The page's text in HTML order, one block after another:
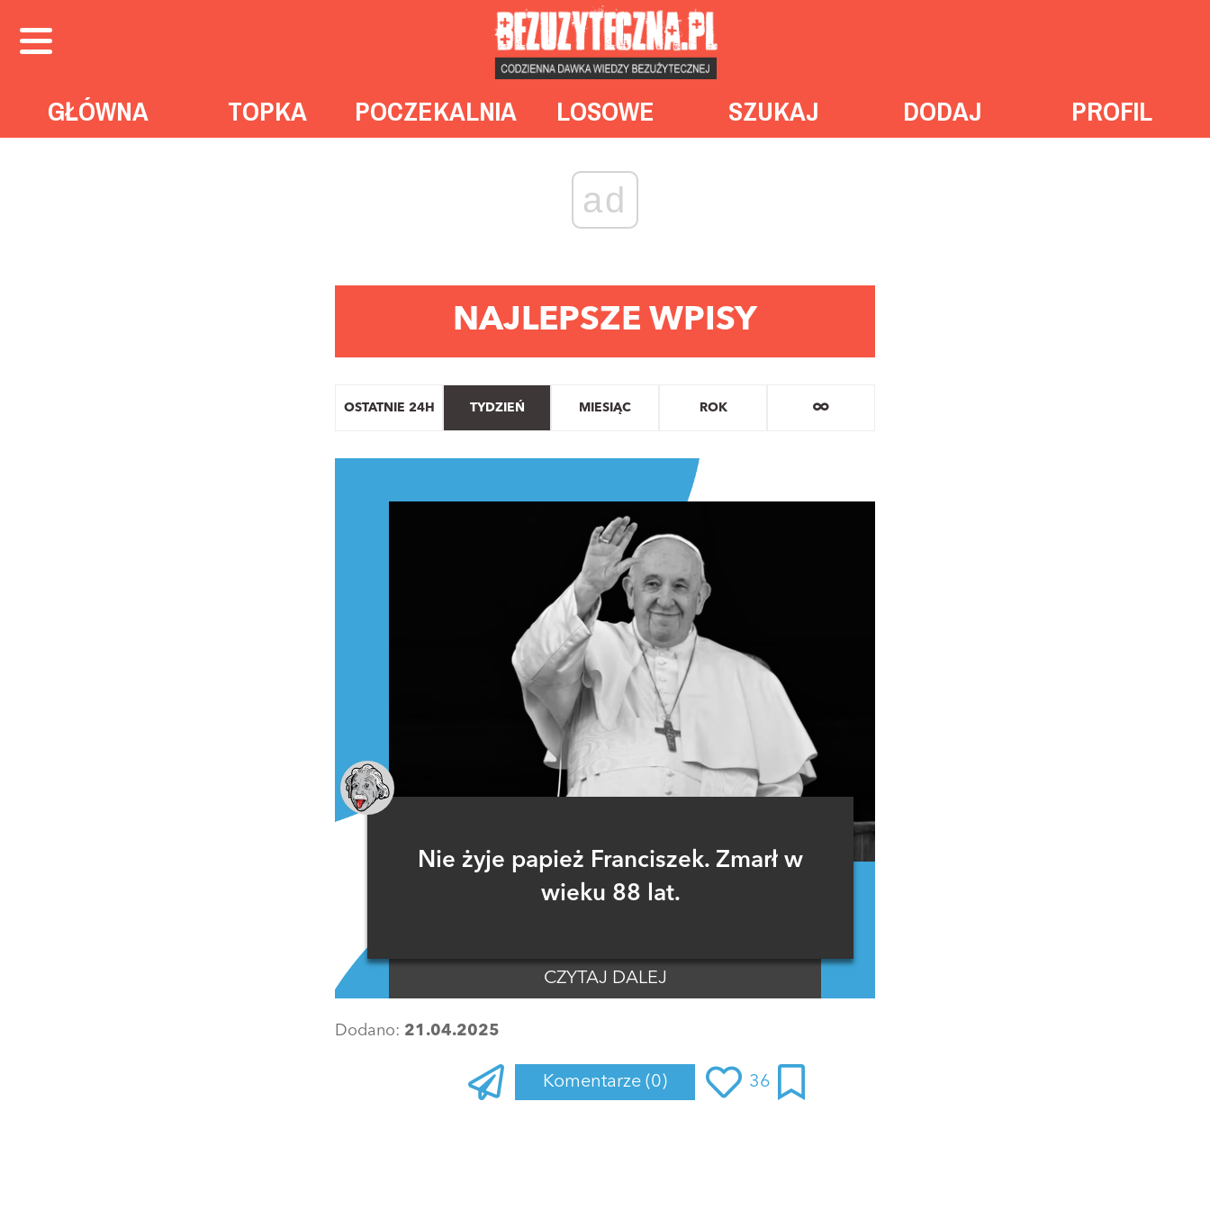
GŁÓWNA TOPKA POCZEKALNIA LOSOWE SZUKAJ DODAJ PROFIL
ad
NAJLEPSZE WPISY
OSTATNIE 24H TYDZIEŃ MIESIĄC ROK
Nie żyje papież Franciszek. Zmarł w
wieku 88 lat.
CZYTAJ DALEJ
Dodano: 21.04.2025
Komentarze (0) 36